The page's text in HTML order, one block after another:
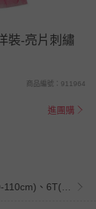
裝-亮片刺繡
商品編號：911964
進團購